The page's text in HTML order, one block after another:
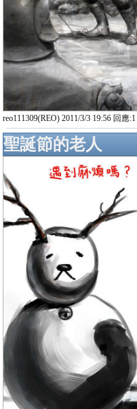
reo111309(REO) 2011/3/3 19:56 回應:1
聖誕節的老人